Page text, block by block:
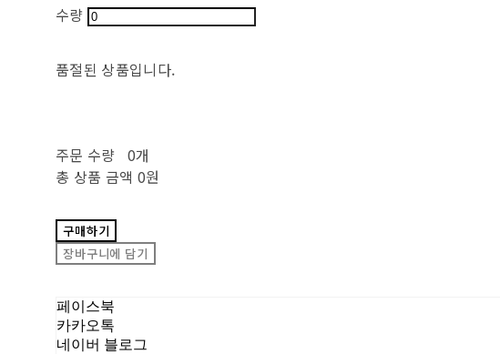
수량
품절된 상품입니다.
주문 수량
0개
총 상품 금액 0원
구매하기
장바구니에 담기
페이스북
카카오톡
네이버 블로그